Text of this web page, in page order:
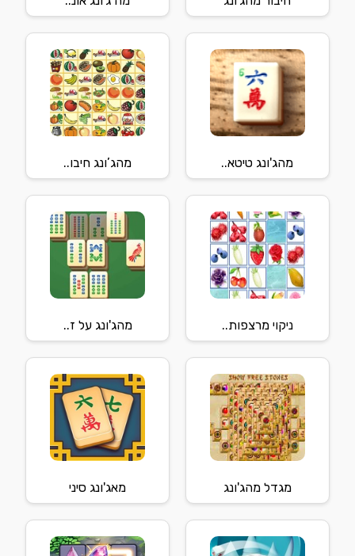
מהג'ונג טיטא.. מהג’ונג חיבו..
ניקוי מרצפות.. מהג'ונג על ז..
מגדל מהג'ונג מאג'ונג סיני